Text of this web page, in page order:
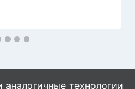
технологии